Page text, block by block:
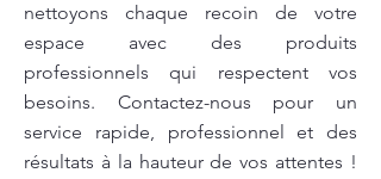
nettoyons chaque recoin de votre
espace avec des produits
professionnels qui respectent vos
besoins. Contactez-nous pour un
service rapide, professionnel et des
résultats à la hauteur de vos attentes !